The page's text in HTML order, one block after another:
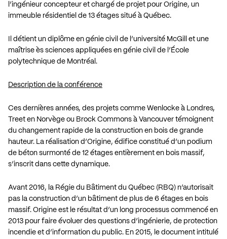
l’ingénieur concepteur et chargé de projet pour Origine, un
immeuble résidentiel de 13 étages situé à Québec.
Il détient un diplôme en génie civil de l’université McGill et une
maîtrise ès sciences appliquées en génie civil de l’École
polytechnique de Montréal.
Description de la conférence
Ces dernières années, des projets comme Wenlocke à Londres,
Treet en Norvège ou Brock Commons à Vancouver témoignent
du changement rapide de la construction en bois de grande
hauteur. La réalisation d’Origine, édifice constitué d’un podium
de béton surmonté de 12 étages entièrement en bois massif,
s’inscrit dans cette dynamique.
Avant 2016, la Régie du Bâtiment du Québec (RBQ) n’autorisait
pas la construction d’un bâtiment de plus de 6 étages en bois
massif. Origine est le résultat d’un long processus commencé en
2013 pour faire évoluer des questions d’ingénierie, de protection
incendie et d’information du public. En 2015, le document intitulé